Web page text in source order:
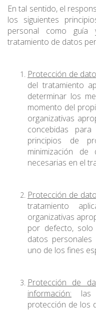
En tal sentido, el
los siguientes
personal como
tratamiento de datos
Protección de
del tratamiento
determinar los
momento del
organizativas
concebidas
principios de
minimización
necesarias en el
Protección de
tratamiento
organizativas
por defecto,
datos
uno de los fines
Protección de
información: las
protección de los